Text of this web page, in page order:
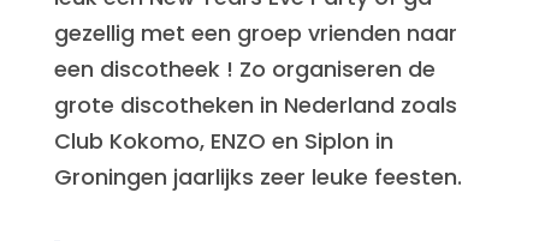
gezellig met een groep vrienden naar
een discotheek ! Zo organiseren de
grote discotheken in Nederland zoals
Club Kokomo, ENZO en Siplon in
Groningen jaarlijks zeer leuke feesten.